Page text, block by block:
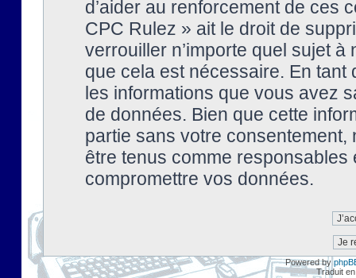
d’aider au renforcement de ces
CPC Rulez » ait le droit de
verrouiller n’importe quel sujet à
que cela est nécessaire. En tant
les informations que vous avez
de données. Bien que cette
partie sans votre
être tenus comme
compromettre vos données.
Powered by
Traduit